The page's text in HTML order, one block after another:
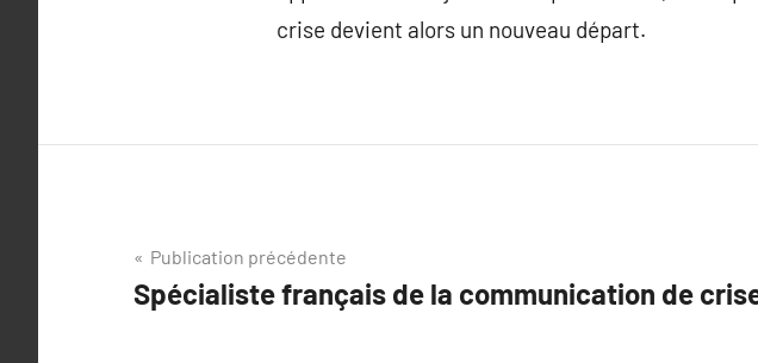
crise devient alors un nouveau départ.
Navigation
de
Publication précédente
Spécialiste français de la communication de